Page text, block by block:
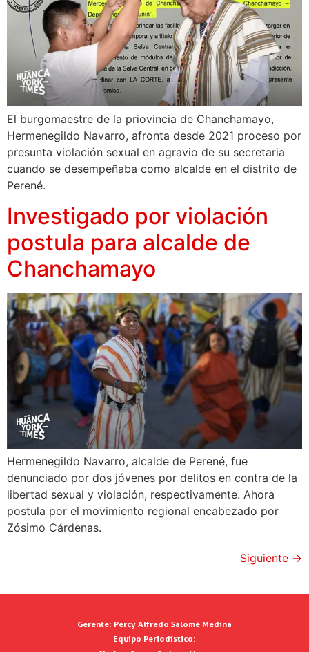
El burgomaestre de la priovincia de Chanchamayo,
Hermenegildo Navarro, afronta desde 2021 proceso por
presunta violación sexual en agravio de su secretaria
cuando se desempeñaba como alcalde en el distrito de
Perené.
Investigado por violación
postula para alcalde de
Chanchamayo
Hermenegildo Navarro, alcalde de Perené, fue
denunciado por dos jóvenes por delitos en contra de la
libertad sexual y violación, respectivamente. Ahora
postula por el movimiento regional encabezado por
Zósimo Cárdenas.
Siguiente →
Gerente: Percy Alfredo Salomé Medina
Equipo Periodístico: